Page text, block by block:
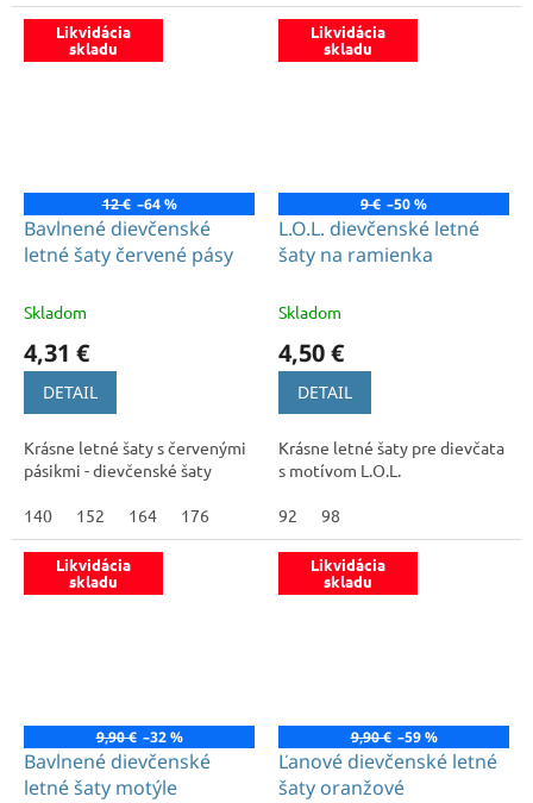
Likvidácia
skladu
12 € –64 %
Bavlnené dievčenské
letné šaty červené pásy
Skladom
4,31 €
DETAIL
Krásne letné šaty s červenými
pásikmi - dievčenské šaty
140 152 164 176
Likvidácia
skladu
9 € –50 %
L.O.L. dievčenské letné
šaty na ramienka
Skladom
4,50 €
DETAIL
Krásne letné šaty pre dievčata
s motívom L.O.L.
92 98
Likvidácia
skladu
9,90 € –32 %
Bavlnené dievčenské
letné šaty motýle
Likvidácia
skladu
9,90 € –59 %
Ľanové dievčenské letné
šaty oranžové